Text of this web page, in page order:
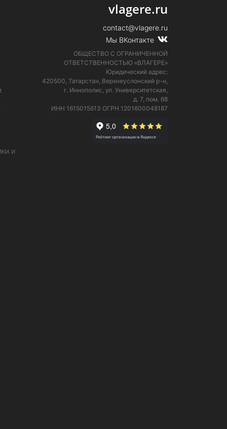
и
vlagere.ru
contact@vlagere.ru
Мы ВКонтакте
ОБЩЕСТВО С ОГРАНИЧЕННОЙ
ОТВЕТСТВЕННОСТЬЮ «ВЛАГЕРЕ»
Юридический адрес:
420500, Татарстан, Верхнеуслонский р-н,
г. Иннополис, ул. Университетская,
д. 7, пом. 68
ИНН 1615015613 ОГРН 1201600048187